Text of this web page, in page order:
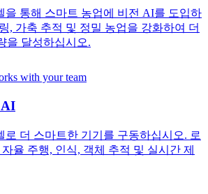
을 통해 스마트 농업에 비전 AI를 도입하
, 가축 추적 및 정밀 농업을 강화하여 더
을 달성하십시오.
AI
로 더 스마트한 기기를 구동하십시오. 로
율 주행, 인식, 객체 추적 및 실시간 제